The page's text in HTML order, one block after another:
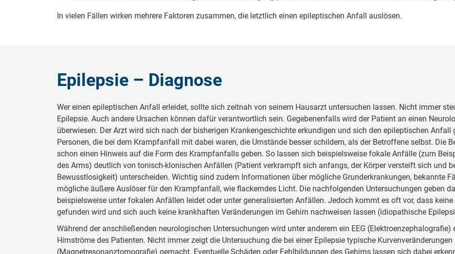
In vielen Fällen wirken mehrere Faktoren zusammen, die letztlich einen epileptischen Anfall auslösen.
Epilepsie – Diagnose
Wer einen epileptischen Anfall erleidet, sollte sich zeitnah von seinem Hausarzt untersuchen lassen. Nicht immer
Epilepsie. Auch andere Ursachen können dafür verantwortlich sein. Gegebenenfalls wird der Patient an einen
überwiesen. Der Arzt wird sich nach der bisherigen Krankengeschichte erkundigen und sich den epileptischen
Personen, die bei dem Krampfanfall mit dabei waren, die Umstände besser schildern, als der Betroffene selbst. Die
schon einen Hinweis auf die Form des Krampfanfalls geben. So lassen sich beispielsweise fokale Anfälle (zum
des Arms) deutlich von tonisch-klonischen Anfällen (Patient verkrampft sich anfangs, der Körper versteift sich und
Bewusstlosigkeit) unterscheiden. Wichtig sind zudem Informationen über mögliche Grunderkrankungen, bekannte
mögliche äußere Auslöser für den Krampfanfall, wie flackerndes Licht. Die nachfolgenden Untersuchungen geben
beispielsweise unter fokalen Anfällen leidet oder unter generalisierten Anfällen. Jedoch kommt es oft vor, dass
gefunden wird und sich auch keine krankhaften Veränderungen im Gehirn nachweisen lassen (idiopathische
Während der anschließenden neurologischen Untersuchungen wird unter anderem ein EEG
Hirnströme des Patienten. Nicht immer zeigt die Untersuchung die bei einer Epilepsie typische
(Magnetresonanztomografie) gemacht. Eventuelle Schäden oder Fehlbildungen des Gehirns lassen sich dabei